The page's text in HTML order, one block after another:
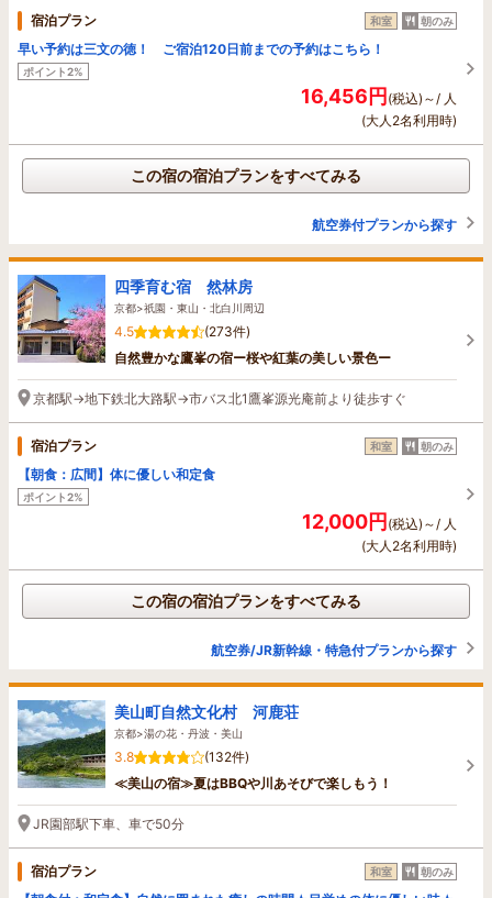
宿泊プラン 和室 朝のみ
早い予約は三文の徳！ ご宿泊120日前までの予約はこちら！
ポイント2%
16,456円(税込)～/ 人
(大人2名利用時)
この宿の宿泊プランをすべてみる
航空券付プランから探す
四季育む宿 然林房
京都>祇園・東山・北白川周辺
4.5
(273件)
自然豊かな鷹峯の宿ー桜や紅葉の美しい景色ー
京都駅→地下鉄北大路駅→市バス北1鷹峯源光庵前より徒歩すぐ
宿泊プラン 和室 朝のみ
【朝食：広間】体に優しい和定食
ポイント2%
12,000円(税込)～/ 人
(大人2名利用時)
この宿の宿泊プランをすべてみる
航空券/JR新幹線・特急付プランから探す
美山町自然文化村 河鹿荘
京都>湯の花・丹波・美山
3.8
(132件)
≪美山の宿≫夏はBBQや川あそびで楽しもう！
JR園部駅下車、車で50分
宿泊プラン 和室 朝のみ